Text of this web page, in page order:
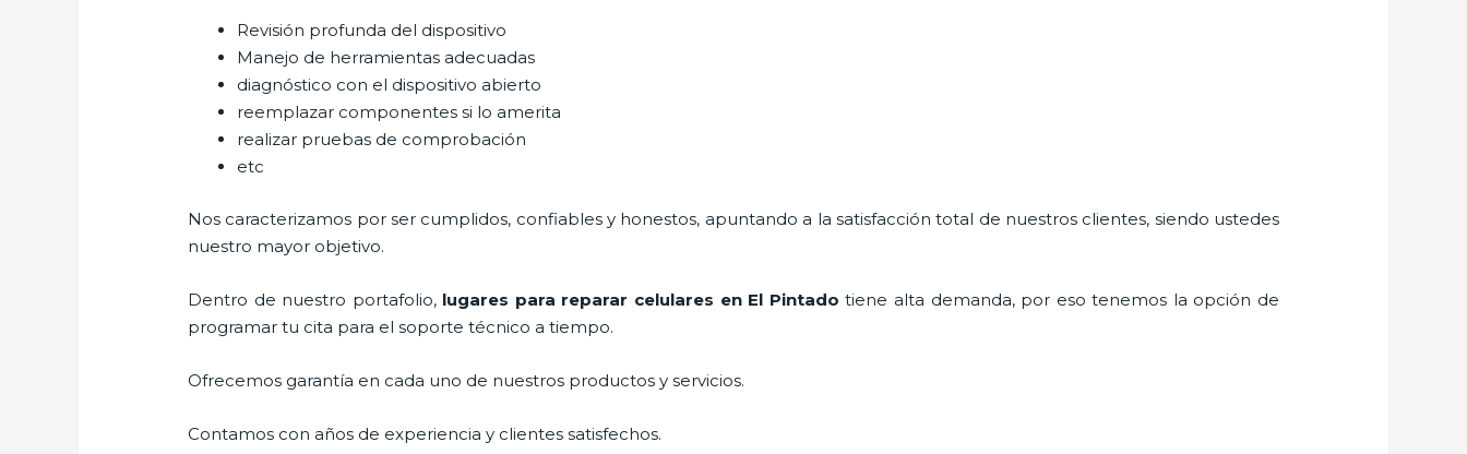
Revisión profunda del dispositivo
Manejo de herramientas adecuadas
diagnóstico con el dispositivo abierto
reemplazar componentes si lo amerita
realizar pruebas de comprobación
etc
Nos caracterizamos por ser cumplidos, confiables y honestos, apuntando a la satisfacción total de nuestros clientes, siendo ustedes
nuestro mayor objetivo.
Dentro de nuestro portafolio, lugares para reparar celulares en El Pintado tiene alta demanda, por eso tenemos la opción de
programar tu cita para el soporte técnico a tiempo.
Ofrecemos garantía en cada uno de nuestros productos y servicios.
Contamos con años de experiencia y clientes satisfechos.